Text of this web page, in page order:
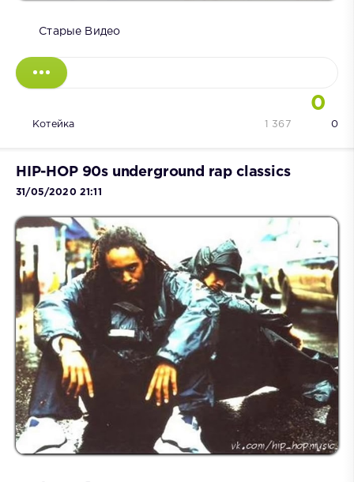
Старые Видео
0
Котейка 0
1 367
HIP-HOP 90s underground rap classics
31/05/2020 21:11